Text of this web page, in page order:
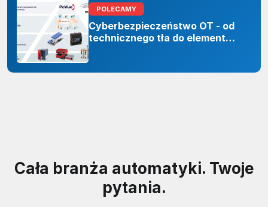
POLECAMY
Cyberbezpieczeństwo OT - od
technicznego tła do elementu
Cała branża automatyki. Twoje
pytania.